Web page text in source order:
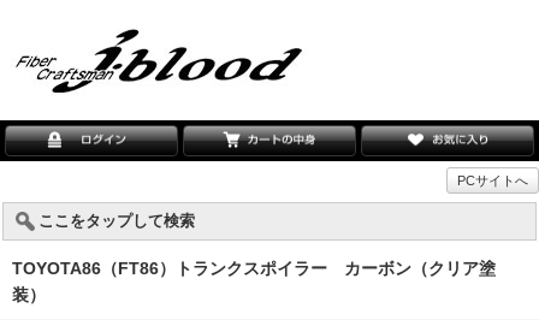
PCサイトへ
ここをタップして検索
TOYOTA86（FT86）トランクスポイラー カーボン（クリア塗
装）